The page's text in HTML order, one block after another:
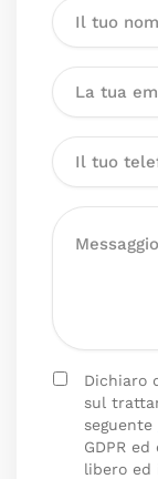
Dichiaro
sul
seguente
GDPR
libero ed